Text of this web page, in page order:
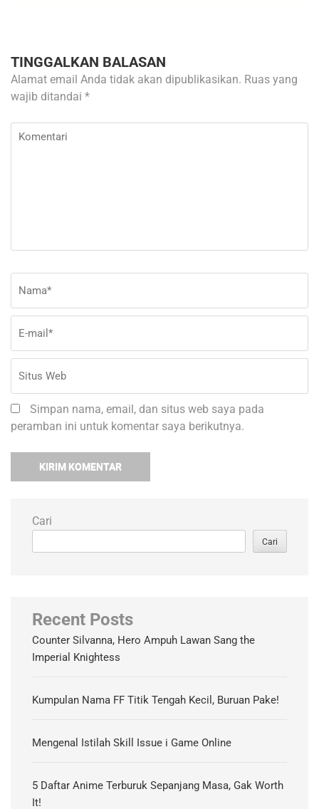
TINGGALKAN BALASAN
Alamat email Anda tidak akan dipublikasikan. Ruas yang
wajib ditandai *
Komentari
Simpan nama, email, dan situs web saya pada
peramban ini untuk komentar saya berikutnya.
Cari
Cari
Recent Posts
Counter Silvanna, Hero Ampuh Lawan Sang the
Imperial Knightess
Kumpulan Nama FF Titik Tengah Kecil, Buruan Pake!
Mengenal Istilah Skill Issue i Game Online
5 Daftar Anime Terburuk Sepanjang Masa, Gak Worth
It!